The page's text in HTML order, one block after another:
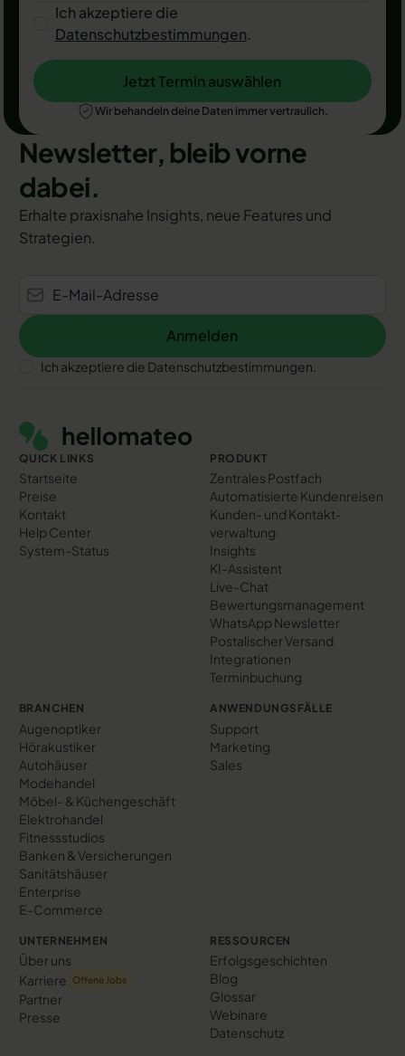
Ich akzeptiere die
Datenschutzbestimmungen.
Jetzt Termin auswählen
Jetzt Termin auswählen
Wir behandeln deine Daten immer vertraulich.
Newsletter, bleib vorne
dabei.
Erhalte praxisnahe Insights, neue Features und
Strategien.
Anmelden
Anmelden
Ich akzeptiere die Datenschutzbestimmungen.
QUICK LINKS
Startseite
Preise
Kontakt
Help Center
System-Status
PRODUKT
Zentrales Postfach
Automatisierte Kundenreisen
Kunden- und Kontakt­
verwaltung
Insights
KI-Assistent
Live-Chat
Bewertungs­management
WhatsApp Newsletter
Postalischer Versand
Integrationen
Terminbuchung
BRANCHEN
Augenoptiker
Hörakustiker
Autohäuser
Modehandel
Möbel- & Küchengeschäft
Elektrohandel
Fitnessstudios
Banken & Versicherungen
Sanitätshäuser
Enterprise
E-Commerce
ANWENDUNGSFÄLLE
Support
Marketing
Sales
UNTERNEHMEN
Über uns
Karriere
Offene Jobs
Partner
Presse
RESSOURCEN
Erfolgs­geschichten
Blog
Glossar
Webinare
Datenschutz